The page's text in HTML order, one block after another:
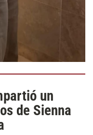
un
de Sienna